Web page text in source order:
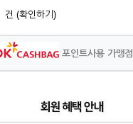
건 (확인하기)
포인트사용 가맹점